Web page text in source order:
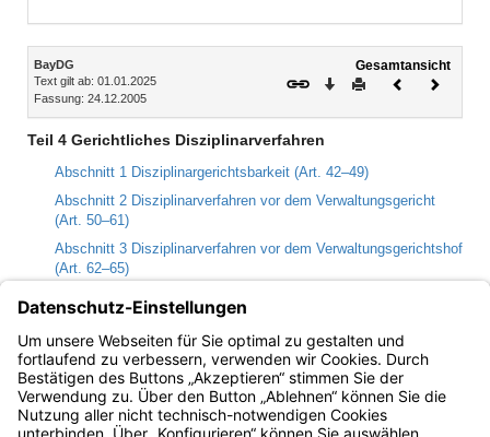
Inhalt
BayDG
Text gilt ab: 01.01.2025
Fassung: 24.12.2005
Gesamtansicht
Download
DruckenVorheriges
Teil 4 Gerichtliches Disziplinarverfahren
Abschnitt 1 Disziplinargerichtsbarkeit (Art. 42–49)
Abschnitt 2 Disziplinarverfahren vor dem Verwaltungsgericht
(Art. 50–61)
Abschnitt 3 Disziplinarverfahren vor dem Verwaltungsgerichtshof
(Art. 62–65)
Abschnitt 4 Wiederaufnahme des gerichtlichen
Disziplinarverfahrens (Art. 66–71)
Abschnitt 5 Kostenentscheidung im gerichtlichen
Disziplinarverfahren (Art. 72–73)
Bayern.de